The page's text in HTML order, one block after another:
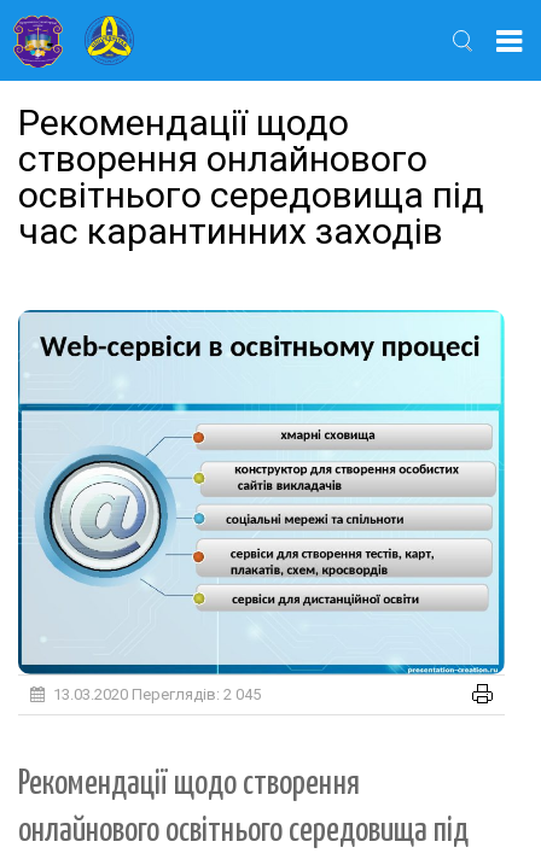
Рекомендації щодо
створення онлайнового
освітнього середовища під
час карантинних заходів
13.03.2020 Переглядів: 2 045
Рекомендації щодо створення
онлайнового освітнього середовища під